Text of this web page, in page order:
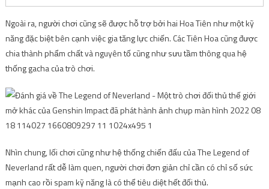
Ngoài ra, người chơi cũng sẽ được hỗ trợ bởi hai Hoa Tiên như một kỹ
năng đặc biệt bên cạnh việc gia tăng lực chiến. Các Tiên Hoa cũng được
chia thành phẩm chất và nguyên tố cũng như sưu tầm thông qua hệ
thống gacha của trò chơi.
Nhìn chung, lối chơi cũng như hệ thống chiến đấu của The Legend of
Neverland rất dễ làm quen, người chơi đơn giản chỉ cần có chỉ số sức
mạnh cao rồi spam kỹ năng là có thể tiêu diệt hết đối thủ.